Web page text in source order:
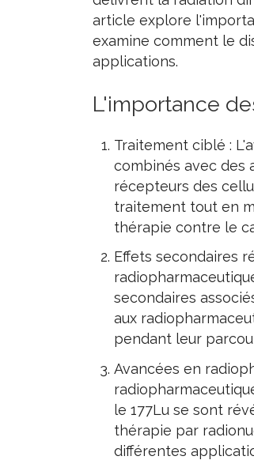
article explore
examine comment le
applications.
L'importance
Traitement ciblé :
combinés avec des
récepteurs des
traitement tout en
thérapie contre le
Effets secondaires
secondaires
aux
pendant leur
Avancées en
le 177Lu se sont
thérapie par
différentes